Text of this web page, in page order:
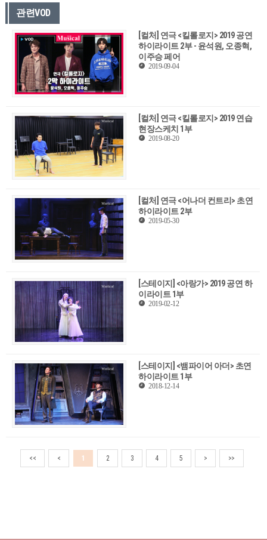
관련VOD
[컬처] 연극 <킬롤로지> 2019 공연
하이라이트 2부 - 윤석원, 오종혁,
이주승 페어
2019-09-04
[컬처] 연극 <킬롤로지> 2019 연습
현장스케치 1부
2019-08-20
[컬처] 연극 <어나더 컨트리> 초연
하이라이트 2부
2019-05-30
[스테이지] <아랑가> 2019 공연 하
이라이트 1부
2019-02-12
[스테이지] <뱀파이어 아더> 초연
하이라이트 1부
2018-12-14
<< < 1 2 3 4 5 > >>